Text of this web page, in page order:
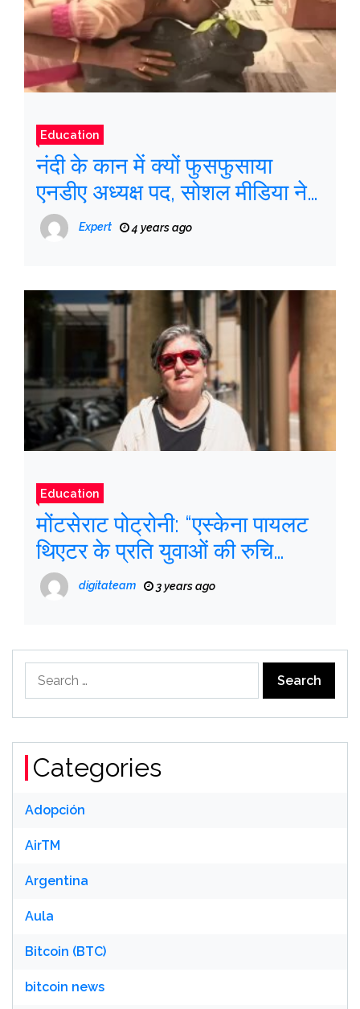
Education
नंदी के कान में क्यों फुसफुसाया
एनडीए अध्यक्ष पद, सोशल मीडिया ने
कैसे दी प्रतिक्रिया
Expert 4 years ago
Education
मोंटसेराट पोट्रोनी: “एस्केना पायलट
थिएटर के प्रति युवाओं की रुचि
जगाना चाहती है”
digitateam 3 years ago
for:
Categories
Adopción
AirTM
Argentina
Aula
Bitcoin (BTC)
bitcoin news